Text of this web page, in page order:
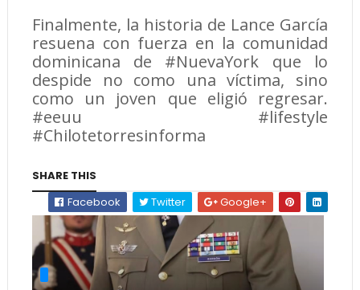
Finalmente, la historia de Lance García
resuena con fuerza en la comunidad
dominicana de #NuevaYork que lo
despide no como una víctima, sino
como un joven que eligió regresar.
#eeuu #lifestyle
#Chilotetorresinforma
SHARE THIS
Facebook
Twitter Google+